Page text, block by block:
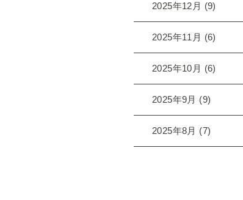
2025年12月 (9)
2025年11月 (6)
2025年10月 (6)
2025年9月 (9)
2025年8月 (7)